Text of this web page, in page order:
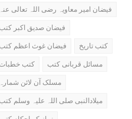
فیضان امیر معاویہ رضی اللہ تعالی عنہ
فیضان صدیق اکبر کتب
فیضان غوث اعظم کتب
کتب تاریخ
کتب خطبات
مسائل قربانی کتب
مسلک آن لائن شمارہ
میلادالنبی صلی اللہ علیہ وسلم کتب